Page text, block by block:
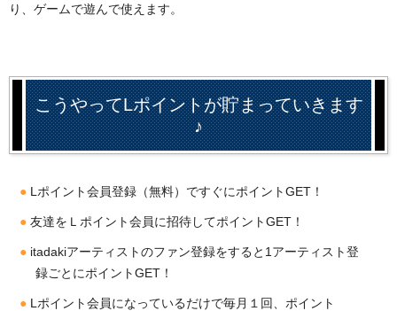
り、ゲームで遊んで使えます。
こうやってLポイントが貯まっていきます
♪
Lポイント会員登録（無料）ですぐにポイントGET！
友達をＬポイント会員に招待してポイントGET！
itadakiアーティストのファン登録をすると1アーティスト登
録ごとにポイントGET！
Lポイント会員になっているだけで毎月１回、ポイント